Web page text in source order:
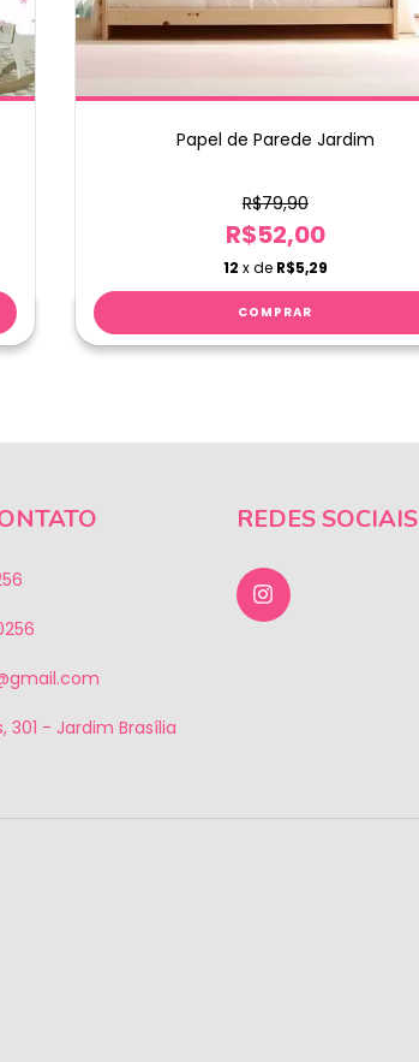
Papel de Parede Jardim
R$79,90
R$52,00
12 x de R$5,29
301 - Jardim Brasília
REDES SOCIAIS